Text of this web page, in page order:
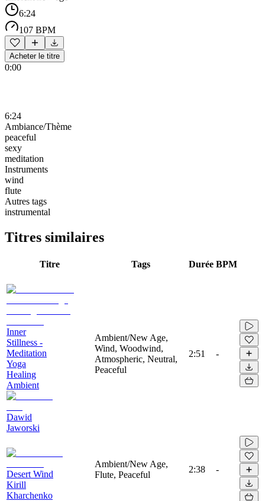
6:24
107 BPM
Acheter le titre
0:00
6:24
Ambiance/Thème
peaceful
sexy
meditation
Instruments
wind
flute
Autres tags
instrumental
Titres similaires
Titre Tags Durée BPM
Inner
Stillness -
Meditation
Yoga
Healing
Ambient
Dawid
Jaworski
Ambient/New Age,
Wind, Woodwind,
Atmospheric, Neutral,
Peaceful
2:51 -
Desert Wind
Kirill
Kharchenko
Ambient/New Age,
Flute, Peaceful
2:38 -